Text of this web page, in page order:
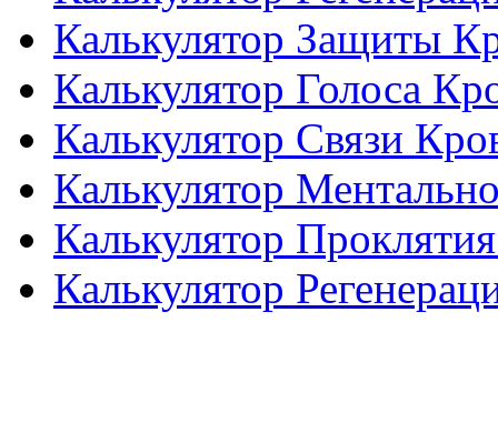
Калькулятор Защиты
Калькулятор Голоса
Калькулятор Связи
Калькулятор
Калькулятор
Калькулятор